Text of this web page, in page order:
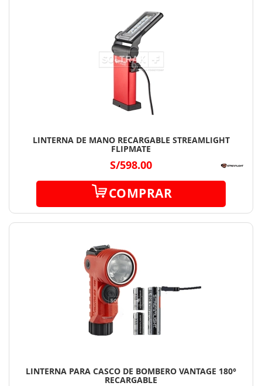
LINTERNA DE MANO RECARGABLE STREAMLIGHT
FLIPMATE
S/598.00
COMPRAR
LINTERNA PARA CASCO DE BOMBERO VANTAGE 180°
RECARGABLE